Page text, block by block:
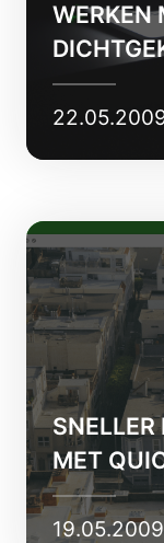
WERKEN
MET
19.05.2009